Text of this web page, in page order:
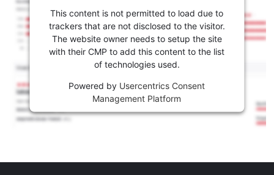
This content is not permitted to load due to
trackers that are not disclosed to the visitor.
The website owner needs to setup the site
with their CMP to add this content to the list
of technologies used.
Powered by Usercentrics Consent
Management Platform